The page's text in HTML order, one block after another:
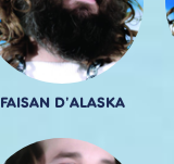
FAISAN D'ALASKA